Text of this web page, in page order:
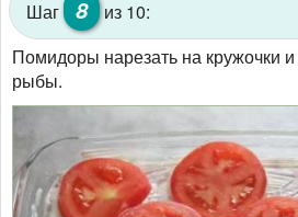
Шаг 8
из 10:
Помидоры нарезать на кружочки
рыбы.